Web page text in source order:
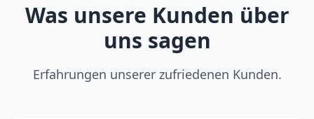
Was unsere Kunden über
uns sagen
Erfahrungen unserer zufriedenen Kunden.